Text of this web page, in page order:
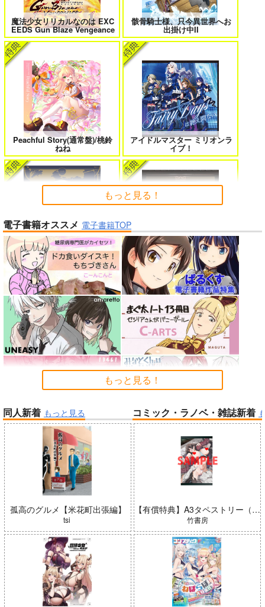
カート
＃ラブコメ好きとこっそり繋がりた
い
エロゲの鬱エンドからヒロイン達を
救済したら 2
女友達は頼めば意外とヤらせてくれ
る 8
HELL’o WORK！～賽の河原で積石
を崩すだけの簡単なお仕事って聞い
たのに～
よくある令嬢転生だと思ったのに 5
孤独だった国民的美少女の妹を一晩
泊めたら懐かれた
人狼機ウィンヴルガ ー叛逆篇ー 5
魔王マーラ煩悩学園 ～勇者、教師に 時々ボソッとロシア語でデレる勇者
のアーリャさん
帝国機神ヴォルカミオン 2 ふかふかダンジョン攻略記 19
魔法少女リリカルなのは EXC
EEDS Gun Blaze Vengeance
骸骨騎士様、只今異世界へお
出掛け中II
Peachful Story(通常盤)/桃鈴
ねね
アイドルマスター ミリオンラ
イブ！
春夏秋冬代行者 春の舞
「少女☆歌劇 レヴュースタァ
ライト」スペシャルライブ “St
arry Horizon” Blu-ray(初回限
定版)
「ポケモン feat. 初音ミク VO
LTAGE Live！」Blu-ray特装
「魔法少女リリカルなのは EX
CEEDS Gun Blaze Vengeanc
e」オープニングテーマ CRIM
SON BULLET/水樹奈々
インゴクダンチ よわよわ先生
もっと見る！
電子書籍オススメ 電子書籍TOP
もっと見る！
同人新着 もっと見る
孤高のグルメ【米花町出張編】
tsi
コミック・ラノベ・雑誌新着
【有償特典】A3タペストリー（ガールズゾンビパーティー 5）
竹書房